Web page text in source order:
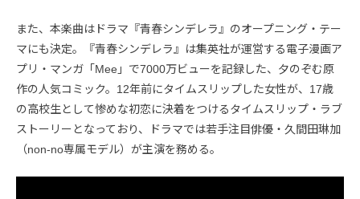
また、本楽曲はドラマ『青春シンデレラ』のオープニング・テー
マにも決定。『青春シンデレラ』は集英社が運営する電子漫画ア
プリ・マンガ「Mee」で7000万ビューを記録した、夕のぞむ原
作の人気コミック。12年前にタイムスリップした女性が、17歳
の高校生として惨めな初恋に決着をつけるタイムスリップ・ラブ
ストーリーとなっており、ドラマでは若手注目俳優・久間田琳加
（non-no専属モデル）が主演を務める。